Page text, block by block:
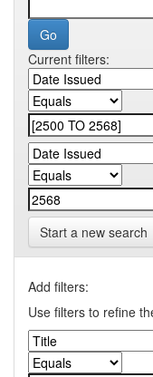
Current filters:
Start a new search
Add filters:
Use filters to refine